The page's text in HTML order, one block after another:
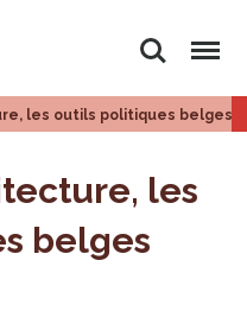
Zoeken Menu
les outils politiques belges
les
belges